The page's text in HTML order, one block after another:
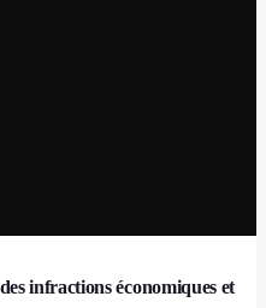
infractions économiques et